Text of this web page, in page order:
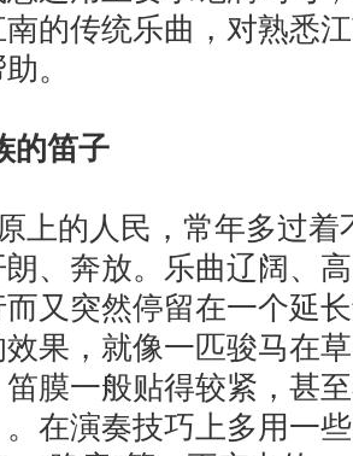
的传统乐曲，对熟悉
。
的笛子
的人民，常年多过着
朗、奔放。乐曲辽阔、
又突然停留在一个延
果，就像一匹骏马在
笛膜一般贴得较紧，甚
在演奏技巧上多用一